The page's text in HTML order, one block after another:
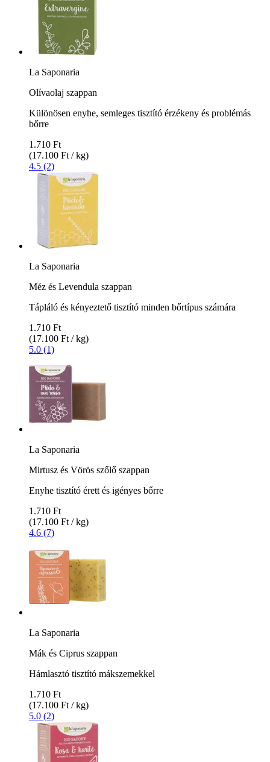
La Saponaria
Olívaolaj szappan
Különösen enyhe, semleges tisztító érzékeny és problémás
bőrre
1.710 Ft
(17.100 Ft / kg)
4.5 (2)
La Saponaria
Méz és Levendula szappan
Tápláló és kényeztető tisztító minden bőrtípus számára
1.710 Ft
(17.100 Ft / kg)
5.0 (1)
La Saponaria
Mirtusz és Vörös szőlő szappan
Enyhe tisztító érett és igényes bőrre
1.710 Ft
(17.100 Ft / kg)
4.6 (7)
La Saponaria
Mák és Ciprus szappan
Hámlasztó tisztító mákszemekkel
1.710 Ft
(17.100 Ft / kg)
5.0 (2)